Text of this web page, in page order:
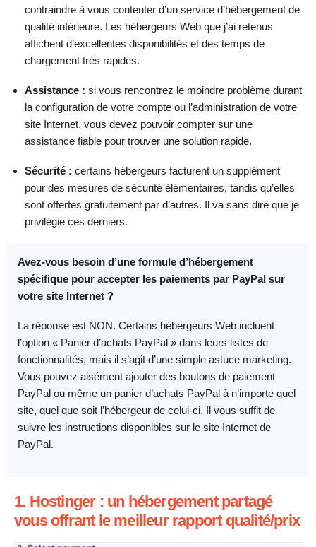
contraindre à vous contenter d’un service d’hébergement de
qualité inférieure. Les hébergeurs Web que j’ai retenus
affichent d’excellentes disponibilités et des temps de
chargement très rapides.
Assistance : si vous rencontrez le moindre problème durant
la configuration de votre compte ou l’administration de votre
site Internet, vous devez pouvoir compter sur une
assistance fiable pour trouver une solution rapide.
Sécurité : certains hébergeurs facturent un supplément
pour des mesures de sécurité élémentaires, tandis qu’elles
sont offertes gratuitement par d’autres. Il va sans dire que je
privilégie ces derniers.
Avez-vous besoin d’une formule d’hébergement
spécifique pour accepter les paiements par PayPal sur
votre site Internet ?
La réponse est NON. Certains hébergeurs Web incluent
l’option « Panier d’achats PayPal » dans leurs listes de
fonctionnalités, mais il s’agit d’une simple astuce marketing.
Vous pouvez aisément ajouter des boutons de paiement
PayPal ou même un panier d’achats PayPal à n’importe quel
site, quel que soit l’hébergeur de celui-ci. Il vous suffit de
suivre les instructions disponibles sur le site Internet de
PayPal.
1. Hostinger : un hébergement partagé
vous offrant le meilleur rapport qualité/prix